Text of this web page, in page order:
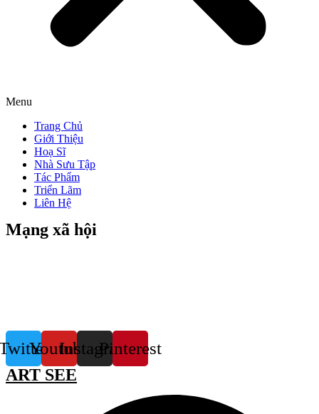
Menu
Trang Chủ
Giới Thiệu
Hoạ Sĩ
Nhà Sưu Tập
Tác Phẩm
Triển Lãm
Liên Hệ
Mạng xã hội
YoutubeInstagramPinterest
ART SEE